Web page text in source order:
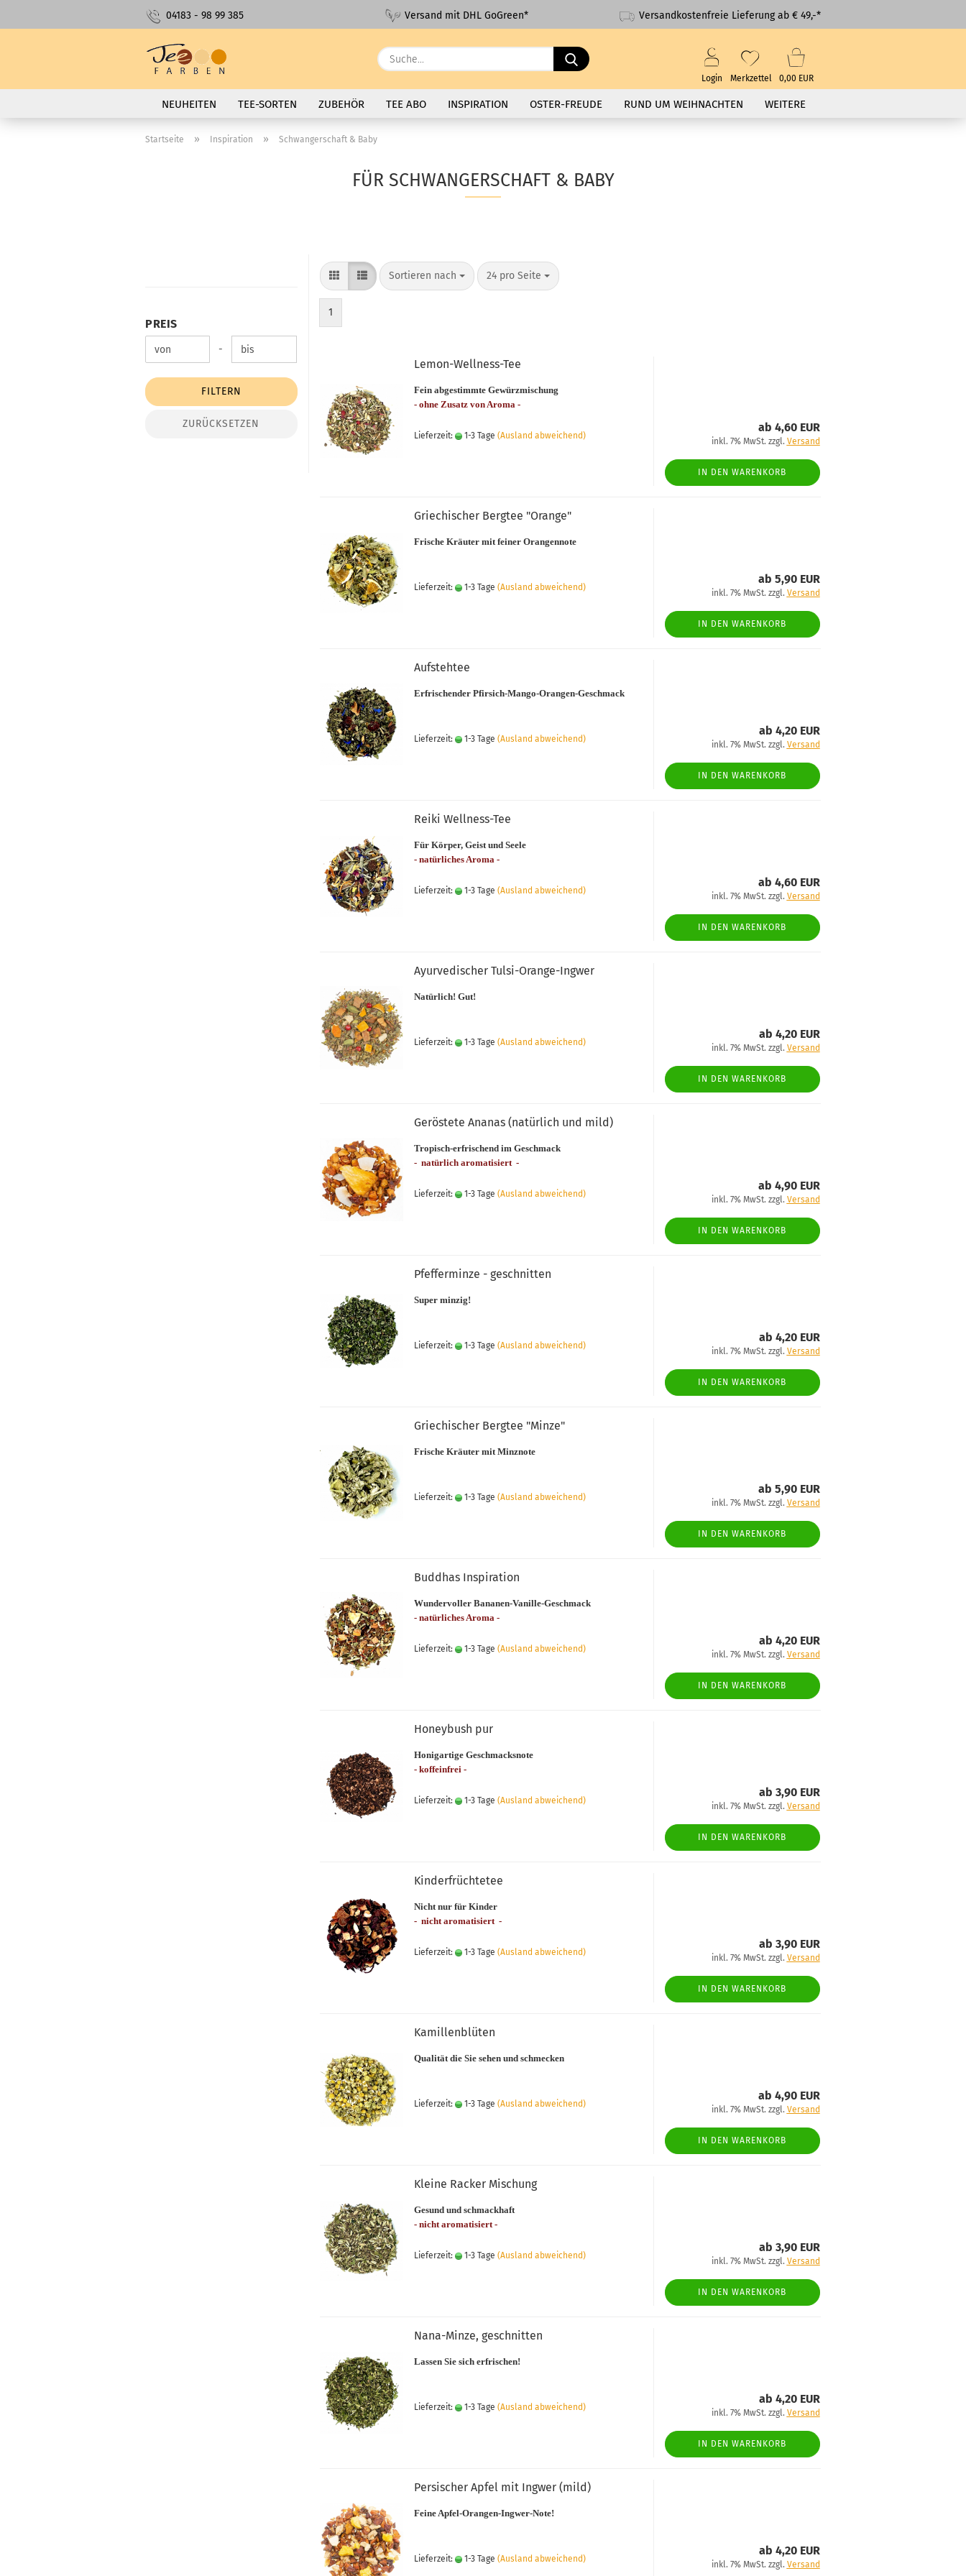
04183 - 98 99 385 Versand mit DHL GoGreen* Versandkostenfreie Lieferung ab € 49,-*
Suche...
Login Merkzettel 0,00 EUR
NEUHEITEN TEE-SORTEN ZUBEHÖR TEE ABO INSPIRATION OSTER-FREUDE RUND UM WEIHNACHTEN WEITERE
Startseite » Inspiration » Schwangerschaft & Baby
FÜR SCHWANGERSCHAFT & BABY
PREIS
Preis bis -
FILTERN
ZURÜCKSETZEN
Sortieren nach
Sortieren nach 24 pro Seite
pro Seite
1
Lemon-Wellness-Tee
Fein abgestimmte Gewürzmischung
- ohne Zusatz von Aroma -
Lieferzeit: 1-3 Tage (Ausland abweichend)
ab 4,60 EUR
inkl. 7% MwSt. zzgl. Versand
IN DEN WARENKORB
Griechischer Bergtee "Orange"
Frische Kräuter mit feiner Orangennote
Lieferzeit: 1-3 Tage (Ausland abweichend)
ab 5,90 EUR
inkl. 7% MwSt. zzgl. Versand
IN DEN WARENKORB
Aufstehtee
Erfrischender Pfirsich-Mango-Orangen-Geschmack
Lieferzeit: 1-3 Tage (Ausland abweichend)
ab 4,20 EUR
inkl. 7% MwSt. zzgl. Versand
IN DEN WARENKORB
Reiki Wellness-Tee
Für Körper, Geist und Seele
- natürliches Aroma -
Lieferzeit: 1-3 Tage (Ausland abweichend)
ab 4,60 EUR
inkl. 7% MwSt. zzgl. Versand
IN DEN WARENKORB
Ayurvedischer Tulsi-Orange-Ingwer
Natürlich! Gut!
Lieferzeit: 1-3 Tage (Ausland abweichend)
ab 4,20 EUR
inkl. 7% MwSt. zzgl. Versand
IN DEN WARENKORB
Geröstete Ananas (natürlich und mild)
Tropisch-erfrischend im Geschmack
- natürlich aromatisiert -
Lieferzeit: 1-3 Tage (Ausland abweichend)
ab 4,90 EUR
inkl. 7% MwSt. zzgl. Versand
IN DEN WARENKORB
Pfefferminze - geschnitten
Super minzig!
Lieferzeit: 1-3 Tage (Ausland abweichend)
ab 4,20 EUR
inkl. 7% MwSt. zzgl. Versand
IN DEN WARENKORB
Griechischer Bergtee "Minze"
Frische Kräuter mit Minznote
Lieferzeit: 1-3 Tage (Ausland abweichend)
ab 5,90 EUR
inkl. 7% MwSt. zzgl. Versand
IN DEN WARENKORB
Buddhas Inspiration
Wundervoller Bananen-Vanille-Geschmack
- natürliches Aroma -
Lieferzeit: 1-3 Tage (Ausland abweichend)
ab 4,20 EUR
inkl. 7% MwSt. zzgl. Versand
IN DEN WARENKORB
Honeybush pur
Honigartige Geschmacksnote
- koffeinfrei -
Lieferzeit: 1-3 Tage (Ausland abweichend)
ab 3,90 EUR
inkl. 7% MwSt. zzgl. Versand
IN DEN WARENKORB
Kinderfrüchtetee
Nicht nur für Kinder
- nicht aromatisiert -
Lieferzeit: 1-3 Tage (Ausland abweichend)
ab 3,90 EUR
inkl. 7% MwSt. zzgl. Versand
IN DEN WARENKORB
Kamillenblüten
Qualität die Sie sehen und schmecken
Lieferzeit: 1-3 Tage (Ausland abweichend)
ab 4,90 EUR
inkl. 7% MwSt. zzgl. Versand
IN DEN WARENKORB
Kleine Racker Mischung
Gesund und schmackhaft
- nicht aromatisiert -
Lieferzeit: 1-3 Tage (Ausland abweichend)
ab 3,90 EUR
inkl. 7% MwSt. zzgl. Versand
IN DEN WARENKORB
Nana-Minze, geschnitten
Lassen Sie sich erfrischen!
Lieferzeit: 1-3 Tage (Ausland abweichend)
ab 4,20 EUR
inkl. 7% MwSt. zzgl. Versand
IN DEN WARENKORB
Persischer Apfel mit Ingwer (mild)
Feine Apfel-Orangen-Ingwer-Note!
Lieferzeit: 1-3 Tage (Ausland abweichend)
ab 4,20 EUR
inkl. 7% MwSt. zzgl. Versand